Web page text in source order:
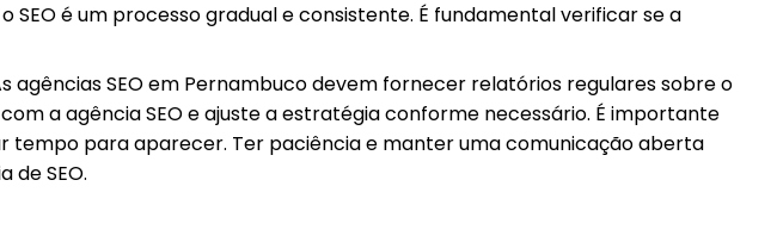
é um processo gradual e consistente. É fundamental verificar se a
SEO em Pernambuco devem fornecer relatórios regulares sobre o
a agência SEO e ajuste a estratégia conforme necessário. É importante
tempo para aparecer. Ter paciência e manter uma comunicação aberta
de SEO.